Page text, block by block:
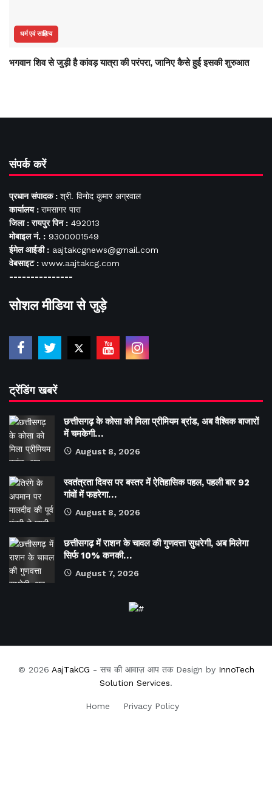
धर्म एवं साहित्य
भगवान शिव से जुड़ी है कांवड़ यात्रा की परंपरा, जानिए कैसे हुई इसकी शुरुआत
संपर्क करें
प्रधान संपादक : श्री. विनोद कुमार अग्रवाल
कार्यालय : रामसागर पारा
जिला : रायपुर पिन : 492013
मोबाइल नं. : 9300001549
ईमेल आईडी : aajtakcgnews@gmail.com
वेबसाइट : www.aajtakcg.com
---------------
सोशल मीडिया से जुड़े
ट्रेंडिंग खबरें
छत्तीसगढ़ के कोसा को मिला प्रीमियम ब्रांड, अब वैश्विक बाजारों
में चमकेगी…
August 8, 2026
स्वतंत्रता दिवस पर बस्तर में ऐतिहासिक पहल, पहली बार 92
गांवों में फहरेगा…
August 8, 2026
छत्तीसगढ़ में राशन के चावल की गुणवत्ता सुधरेगी, अब मिलेगा
सिर्फ 10% कनकी…
August 7, 2026
© 2026 AajTakCG - सच की आवाज़ आप तक Design by InnoTech
Solution Services.
Home Privacy Policy